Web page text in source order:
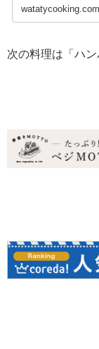
watatycooking.com
次の料理は「ハ